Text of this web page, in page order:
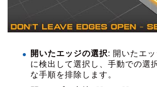
開いたエッジの選択: 開いたエ
に検出して選択し、手動での選
な手順を排除します。